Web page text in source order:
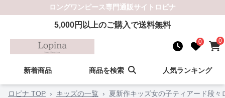
ロングワンピース専門通販サイト ロピナ
5,000円以上のご購入で送料無料
0 0
新着商品 商品を検索 人気ランキング
ロピナ TOP › キッズの一覧 › 夏新作キッズ女の子ティアード段々